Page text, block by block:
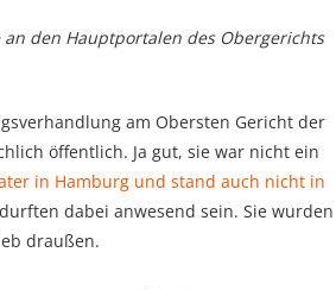
den Hauptportalen des Obergerichts
am Obersten Gericht der
öffentlich. Ja gut, sie war nicht ein
in Hamburg und stand auch nicht in
dabei anwesend sein. Sie wurden
draußen.